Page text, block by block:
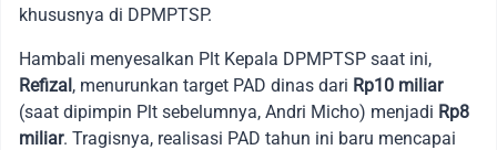
khususnya di DPMPTSP.
Hambali menyesalkan Plt Kepala DPMPTSP saat ini,
Refizal, menurunkan target PAD dinas dari Rp10 miliar
(saat dipimpin Plt sebelumnya, Andri Micho) menjadi Rp8
miliar. Tragisnya, realisasi PAD tahun ini baru mencapai